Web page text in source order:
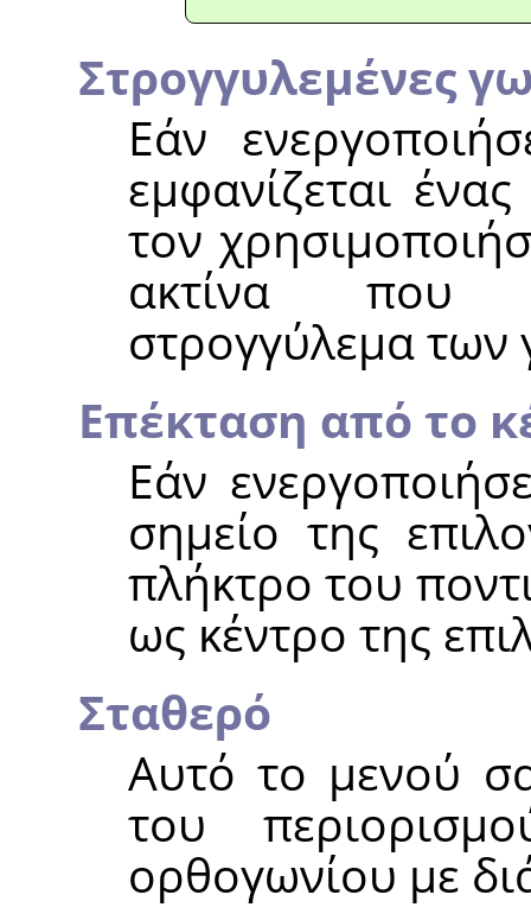
Στρογγυλεμένες
Εάν
εμφανίζεται
τον
ακτίνα που
στρογγύλεμα των
Επέκταση από το
Εάν
σημείο της
πλήκτρο του
ως κέντρο της
Σταθερό
Αυτό το μενού
του
ορθογωνίου με